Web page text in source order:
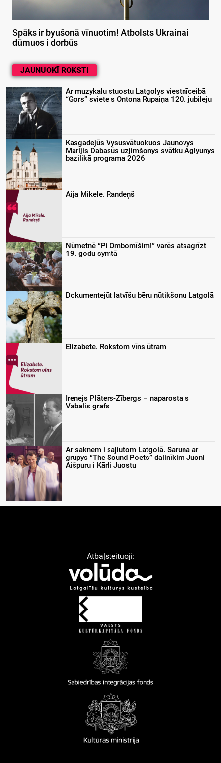
Spāks ir byušonā vīnuotim! Atbolsts Ukrainai
dūmuos i dorbūs
JAUNUOKĪ ROKSTI
Ar muzykalu stuostu Latgolys viestnīceibā
“Gors” svieteis Ontona Rupaiņa 120. jubileju
Kasgadejūs Vysusvātuokuos Jaunovys
Marijis Dabasūs uzjimšonys svātku Aglyunys
bazilikā programa 2026
Aija Mikele. Randeņš
Nūmetnē “Pi Ombomīšim!” varēs atsagrīzt
19. godu symtā
Dokumentejūt latvīšu bēru nūtikšonu Latgolā
Elizabete. Rokstom vīns ūtram
Irenejs Plāters-Zībergs – naparostais
Vabalis grafs
Ar saknem i sajiutom Latgolā. Saruna ar
grupys “The Sound Poets” dalinīkim Juoni
Aišpuru i Kārli Juostu
Atbaļsteituoji: